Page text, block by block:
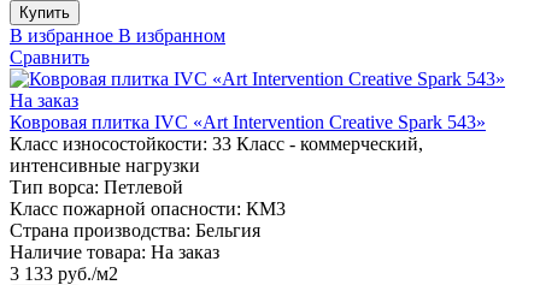
Купить
В избранное В избранном
Сравнить
На заказ
Ковровая плитка IVC «Art Intervention Creative Spark 543»
Класс износостойкости: 33 Класс - коммерческий,
интенсивные нагрузки
Тип ворса: Петлевой
Класс пожарной опасности: КМ3
Страна производства: Бельгия
Наличие товара: На заказ
3 133 руб./м2